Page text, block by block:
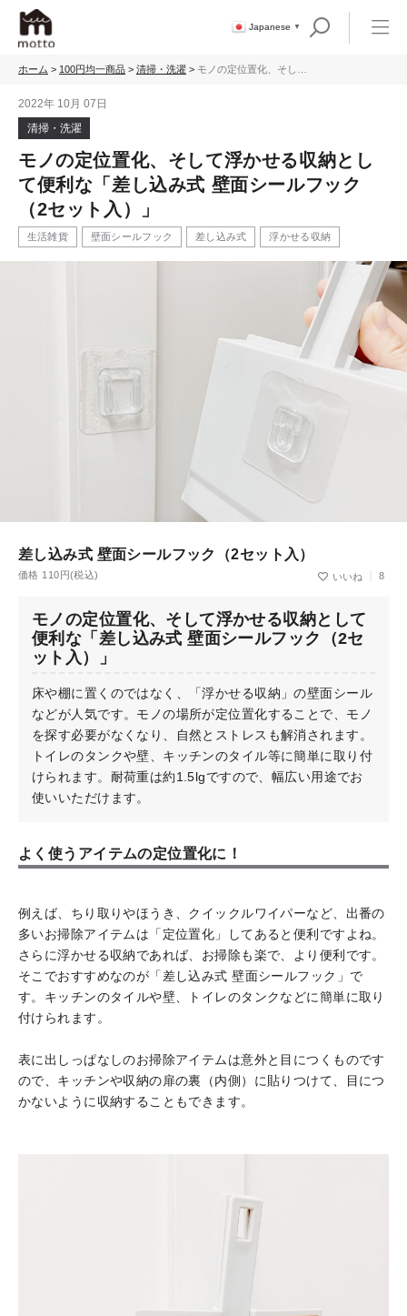
Japanese ▼
ホーム > 100円均一商品 > 清掃・洗濯 > モノの定位置化、そして
2022年 10月 07日
清掃・洗濯
モノの定位置化、そして浮かせる収納とし
て便利な「差し込み式 壁面シールフック
（2セット入）」
生活雑貨 壁面シールフック 差し込み式 浮かせる収納
8
差し込み式 壁面シールフック（2セット入）
価格 110円(税込)
モノの定位置化、そして浮かせる収納として
便利な「差し込み式 壁面シールフック（2セ
ット入）」
床や棚に置くのではなく、「浮かせる収納」の壁面シール
などが人気です。モノの場所が定位置化することで、モノ
を探す必要がなくなり、自然とストレスも解消されます。
トイレのタンクや壁、キッチンのタイル等に簡単に取り付
けられます。耐荷重は約1.5lgですので、幅広い用途でお
使いいただけます。
よく使うアイテムの定位置化に！
例えば、ちり取りやほうき、クイックルワイパーなど、出番の
多いお掃除アイテムは「定位置化」してあると便利ですよね。
さらに浮かせる収納であれば、お掃除も楽で、より便利です。
そこでおすすめなのが「差し込み式 壁面シールフック」で
す。キッチンのタイルや壁、トイレのタンクなどに簡単に取り
付けられます。
表に出しっぱなしのお掃除アイテムは意外と目につくものです
ので、キッチンや収納の扉の裏（内側）に貼りつけて、目につ
かないように収納することもできます。